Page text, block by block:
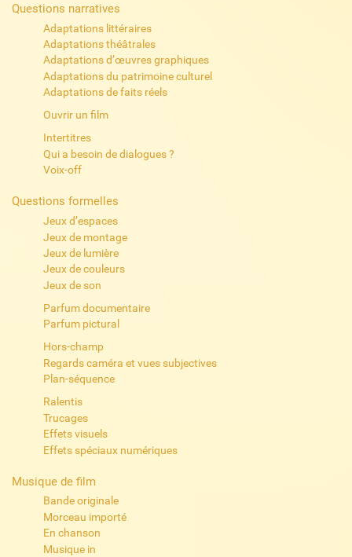
Questions narratives
Adaptations littéraires
Adaptations théâtrales
Adaptations d’œuvres graphiques
Adaptations du patrimoine culturel
Adaptations de faits réels
Ouvrir un film
Intertitres
Qui a besoin de dialogues ?
Voix-off
Questions formelles
Jeux d’espaces
Jeux de montage
Jeux de lumière
Jeux de couleurs
Jeux de son
Parfum documentaire
Parfum pictural
Hors-champ
Regards caméra et vues subjectives
Plan-séquence
Ralentis
Trucages
Effets visuels
Effets spéciaux numériques
Musique de film
Bande originale
Morceau importé
En chanson
Musique in